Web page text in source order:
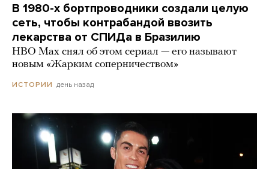
В 1980-х бортпроводники создали целую
сеть, чтобы контрабандой ввозить
лекарства от СПИДа в Бразилию
HBO Max снял об этом сериал — его называют
новым «Жарким соперничеством»
ИСТОРИИ день назад